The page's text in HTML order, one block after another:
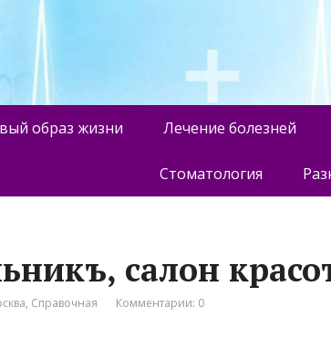
образ жизни Лечение болезней
Стоматология
салон
, Справочная Комментарии: 0